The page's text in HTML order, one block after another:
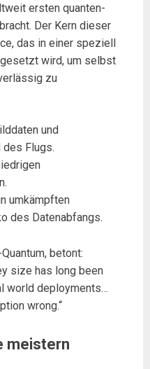
ersten quanten-
Der Kern dieser
das in einer speziell
wird, um selbst
zu
und
Flugs.
umkämpften
des Datenabfangs.
betont:
size has long been
world deployments…
wrong.“
meistern